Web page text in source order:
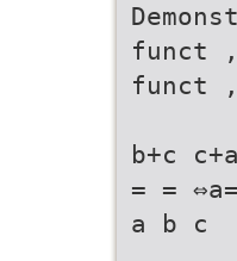
funct
funct
b+c
= =
a b c